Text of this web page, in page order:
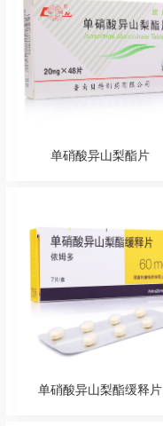
单硝酸异山梨酯片
单硝酸异山梨酯缓释片